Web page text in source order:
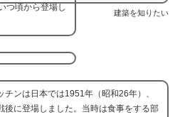
建築を知りたい
つ頃から登場し
チンは日本では1951年（昭和26年）、
後に登場しました。当時は食事をする部